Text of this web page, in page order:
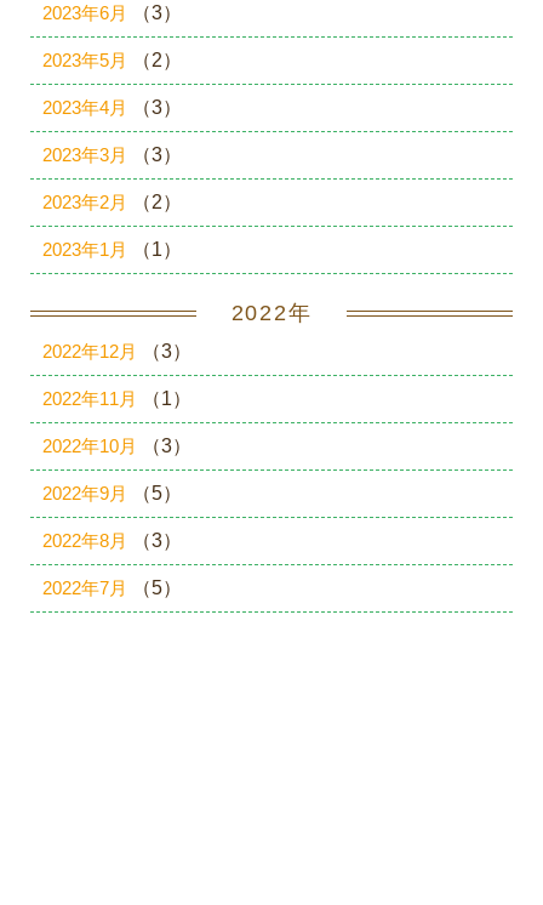
2023年6月 （3）
2023年5月 （2）
2023年4月 （3）
2023年3月 （3）
2023年2月 （2）
2023年1月 （1）
2022年
2022年12月 （3）
2022年11月 （1）
2022年10月 （3）
2022年9月 （5）
2022年8月 （3）
2022年7月 （5）